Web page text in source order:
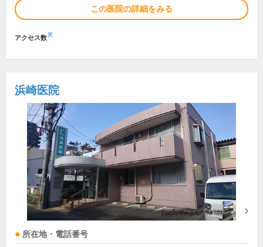
この医院の詳細をみる
アクセス数※
浜崎医院
所在地・電話番号